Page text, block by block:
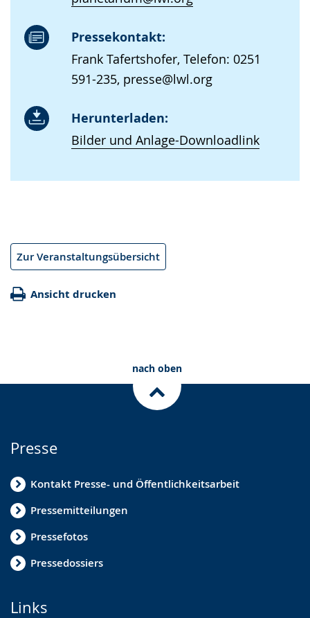
Pressekontakt:
Frank Tafertshofer, Telefon: 0251
591-235, presse@lwl.org
Herunterladen:
Bilder und Anlage-Downloadlink
Zur Veranstaltungsübersicht
Ansicht drucken
nach oben
Presse
Kontakt Presse- und Öffentlichkeitsarbeit
Pressemitteilungen
Pressefotos
Pressedossiers
Links